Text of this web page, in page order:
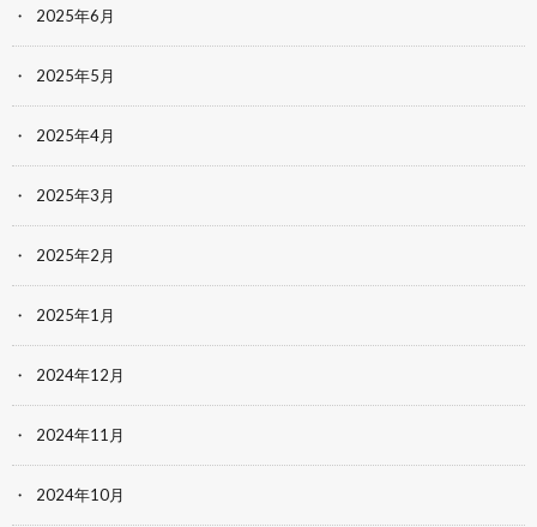
2025年6月
2025年5月
2025年4月
2025年3月
2025年2月
2025年1月
2024年12月
2024年11月
2024年10月